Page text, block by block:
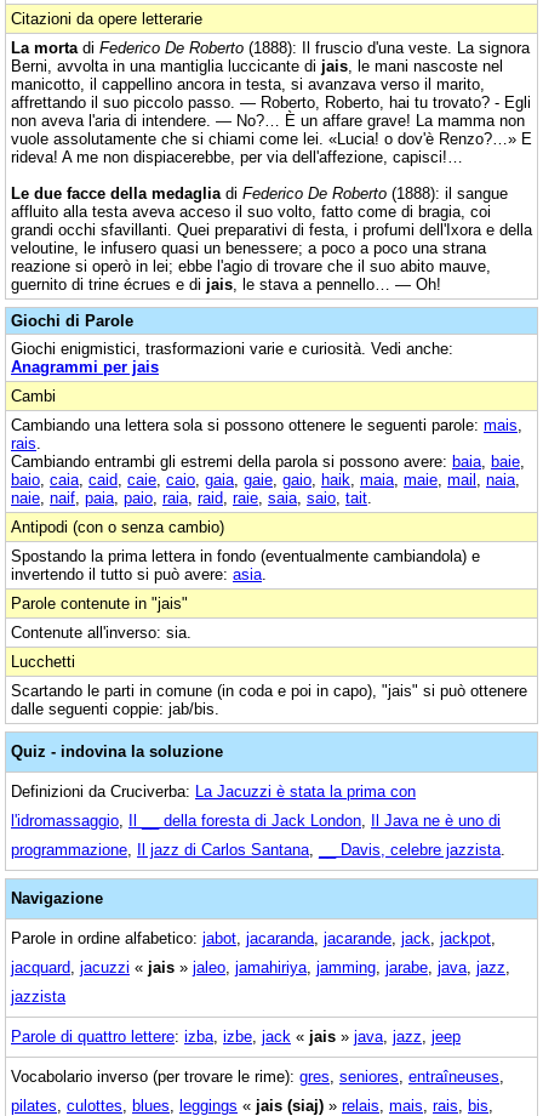
Citazioni da opere letterarie
La morta di Federico De Roberto (1888): Il fruscio d'una veste. La signora
Berni, avvolta in una mantiglia luccicante di jais , le mani nascoste nel
manicotto, il cappellino ancora in testa, si avanzava verso il marito,
affrettando il suo piccolo passo. — Roberto, Roberto, hai tu trovato? - Egli
non aveva l'aria di intendere. — No?… È un affare grave! La mamma non
vuole assolutamente che si chiami come lei. «Lucia! o dov'è Renzo?…» E
rideva! A me non dispiacerebbe, per via dell'affezione, capisci!…
Le due facce della medaglia di Federico De Roberto (1888): il sangue
affluito alla testa aveva acceso il suo volto, fatto come di bragia, coi
grandi occhi sfavillanti. Quei preparativi di festa, i profumi dell'Ixora e della
veloutine, le infusero quasi un benessere; a poco a poco una strana
reazione si operò in lei; ebbe l'agio di trovare che il suo abito mauve,
guernito di trine écrues e di jais , le stava a pennello… — Oh!
Giochi di Parole
Giochi enigmistici, trasformazioni varie e curiosità. Vedi anche:
Anagrammi per jais
Cambi
Cambiando una lettera sola si possono ottenere le seguenti parole: mais
rais
Cambiando entrambi gli estremi della parola si possono avere: baia baie
baio caia caid caie caio gaia gaie gaio haik maia maie mail naia
naie naif paia paio raia raid raie saia saio tait
Antipodi (con o senza cambio)
Spostando la prima lettera in fondo (eventualmente cambiandola) e
invertendo il tutto si può avere: asia
Parole contenute in "jais"
Contenute all'inverso: sia.
Lucchetti
Scartando le parti in comune (in coda e poi in capo), "jais" si può ottenere
dalle seguenti coppie: jab/bis.
Quiz - indovina la soluzione
Definizioni da Cruciverba: La Jacuzzi è stata la prima con
l'idromassaggio Il __ della foresta di Jack London Il Java ne è uno di
programmazione Il jazz di Carlos Santana __ Davis, celebre jazzista
Navigazione
Parole in ordine alfabetico: jabot jacaranda jacarande jack jackpot
jacquard jacuzzi « jais » jaleo jamahiriya jamming jarabe java jazz
jazzista
Parole di quattro lettere: izba izbe jack « jais » java jazz jeep
Vocabolario inverso (per trovare le rime): gres seniores entraîneuses
pilates culottes blues leggings « jais (siaj) » relais mais rais bis